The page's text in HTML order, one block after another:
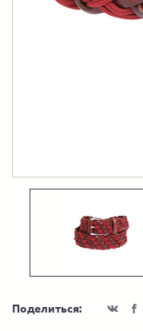
Поделиться: